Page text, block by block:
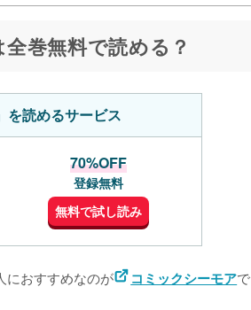
巻無料で読める？
を読めるサービス
70%OFF
登録無料
無料で試し読み
におすすめなのが コミックシーモアで